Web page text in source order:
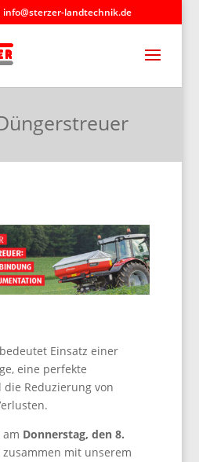
info@sterzer-landtechnik.de
Einsatz einer
eine perfekte
Reduzierung von
Donnerstag, den 8.
zusammen mit unserem